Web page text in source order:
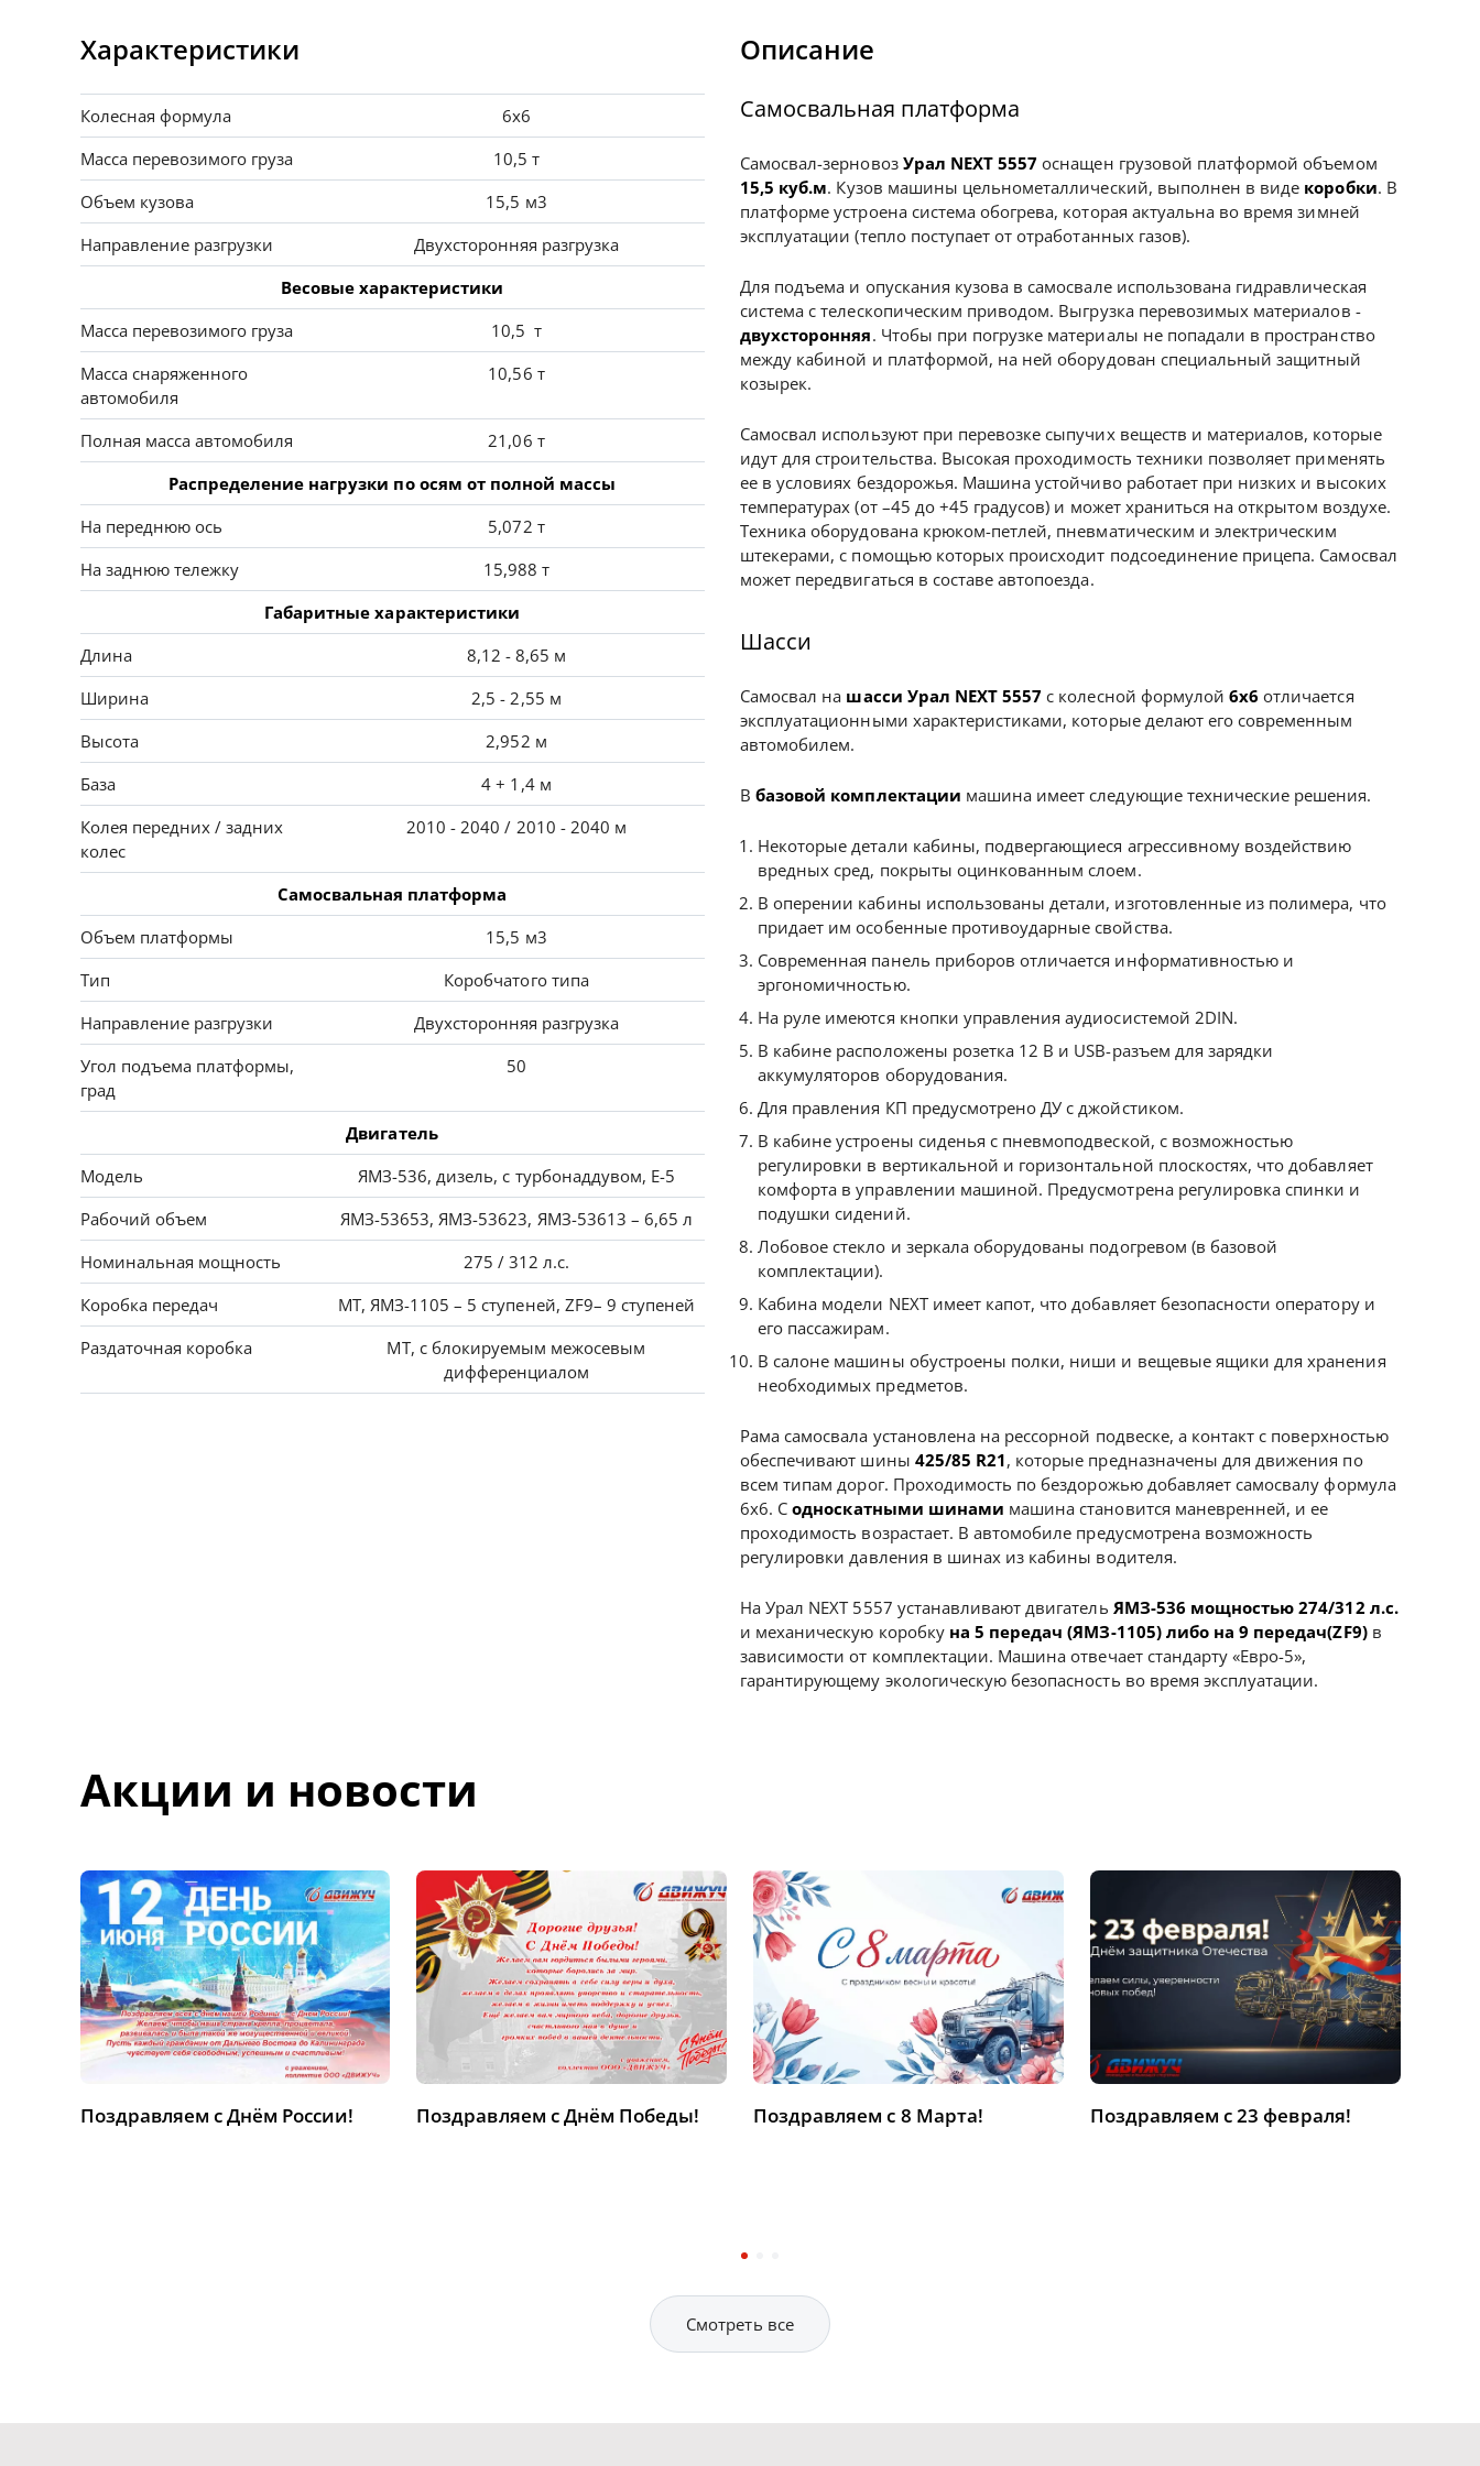
Характеристики
Колесная формула
6х6
Масса перевозимого груза
10,5 т
Объем кузова
15,5 м3
Направление разгрузки
Двухсторонняя разгрузка
Весовые характеристики
Масса перевозимого груза
10,5 т
Масса снаряженного
автомобиля
10,56 т
Полная масса автомобиля
21,06 т
Распределение нагрузки по осям от полной массы
На переднюю ось
5,072 т
На заднюю тележку
15,988 т
Габаритные характеристики
Длина
8,12 - 8,65 м
Ширина
2,5 - 2,55 м
Высота
2,952 м
База
4 + 1,4 м
Колея передних / задних
колес
2010 - 2040 / 2010 - 2040 м
Самосвальная платформа
Объем платформы
15,5 м3
Тип
Коробчатого типа
Направление разгрузки
Двухсторонняя разгрузка
Угол подъема платформы,
град
50
Двигатель
Модель
ЯМЗ-536, дизель, с турбонаддувом, Е-5
Рабочий объем
ЯМЗ-53653, ЯМЗ-53623, ЯМЗ-53613 – 6,65 л
Номинальная мощность
275 / 312 л.с.
Коробка передач
МТ, ЯМЗ-1105 – 5 ступеней, ZF9– 9 ступеней
Раздаточная коробка
МТ, с блокируемым межосевым
дифференциалом
Описание
Самосвальная платформа
Самосвал-зерновоз Урал NEXT 5557 оснащен грузовой платформой объемом
15,5 куб.м. Кузов машины цельнометаллический, выполнен в виде коробки. В
платформе устроена система обогрева, которая актуальна во время зимней
эксплуатации (тепло поступает от отработанных газов).
Для подъема и опускания кузова в самосвале использована гидравлическая
система с телескопическим приводом. Выгрузка перевозимых материалов -
двухсторонняя. Чтобы при погрузке материалы не попадали в пространство
между кабиной и платформой, на ней оборудован специальный защитный
козырек.
Самосвал используют при перевозке сыпучих веществ и материалов, которые
идут для строительства. Высокая проходимость техники позволяет применять
ее в условиях бездорожья. Машина устойчиво работает при низких и высоких
температурах (от –45 до +45 градусов) и может храниться на открытом воздухе.
Техника оборудована крюком-петлей, пневматическим и электрическим
штекерами, с помощью которых происходит подсоединение прицепа. Самосвал
может передвигаться в составе автопоезда.
Шасси
Самосвал на шасси Урал NEXT 5557 с колесной формулой 6х6 отличается
эксплуатационными характеристиками, которые делают его современным
автомобилем.
Вбазовой комплектации машина имеет следующие технические решения.
Некоторые детали кабины, подвергающиеся агрессивному воздействию
вредных сред, покрыты оцинкованным слоем.
В оперении кабины использованы детали, изготовленные из полимера, что
придает им особенные противоударные свойства.
Современная панель приборов отличается информативностью и
эргономичностью.
На руле имеются кнопки управления аудиосистемой 2DIN.
В кабине расположены розетка 12 В и USB-разъем для зарядки
аккумуляторов оборудования.
Для правления КП предусмотрено ДУ с джойстиком.
В кабине устроены сиденья с пневмоподвеской, с возможностью
регулировки в вертикальной и горизонтальной плоскостях, что добавляет
комфорта в управлении машиной. Предусмотрена регулировка спинки и
подушки сидений.
Лобовое стекло и зеркала оборудованы подогревом (в базовой
комплектации).
Кабина модели NEXT имеет капот, что добавляет безопасности оператору и
его пассажирам.
В салоне машины обустроены полки, ниши и вещевые ящики для хранения
необходимых предметов.
Рама самосвала установлена на рессорной подвеске, а контакт с поверхностью
обеспечивают шины 425/85 R21, которые предназначены для движения по
всем типам дорог. Проходимость по бездорожью добавляет самосвалу формула
6х6. Содноскатными шинами машина становится маневренней, и ее
проходимость возрастает. В автомобиле предусмотрена возможность
регулировки давления в шинах из кабины водителя.
На Урал NEXT 5557 устанавливают двигатель ЯМЗ-536 мощностью 274/312 л.с.
и механическую коробку на 5 передач (ЯМЗ-1105) либо на 9 передач(ZF9)в
зависимости от комплектации. Машина отвечает стандарту «Евро-5»,
гарантирующему экологическую безопасность во время эксплуатации.
Акции и новости
Поздравляем с Днём России! Поздравляем с Днём Победы! Поздравляем с 8 Марта! Поздравляем с 23 февраля!
Смотреть все